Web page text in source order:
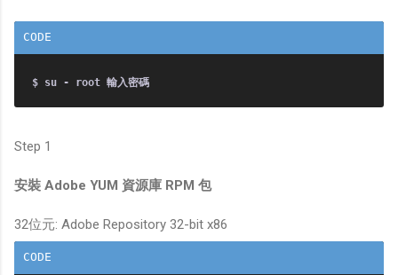
Step 1
安裝 Adobe YUM 資源庫 RPM 包
32位元: Adobe Repository 32-bit x86